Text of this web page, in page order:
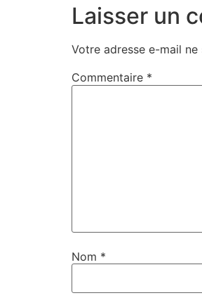
Laisser un
Votre adresse e-mail ne
Commentaire *
Nom *